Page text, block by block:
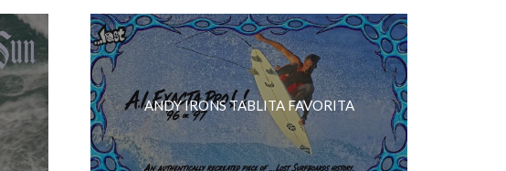
ANDY IRONS TABLITA FAVORITA